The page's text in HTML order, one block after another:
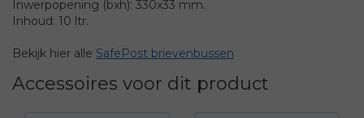
Inwerpopening (bxh): 330x33 mm.
Inhoud: 10 ltr.
Bekijk hier alle SafePost brievenbussen
Accessoires voor dit product